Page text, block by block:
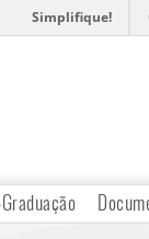
Simplifique!